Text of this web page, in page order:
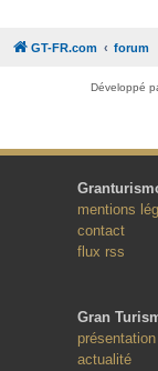
GT-FR.com forum
Développé
mentions
contact
flux rss
Gran
présentation
actualité